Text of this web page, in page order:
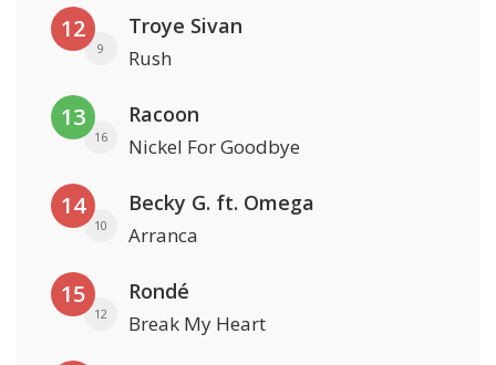
12
9
Troye Sivan
Rush
13
16
Racoon
Nickel For Goodbye
14
10
Becky G. ft. Omega
Arranca
15
12
Rondé
Break My Heart